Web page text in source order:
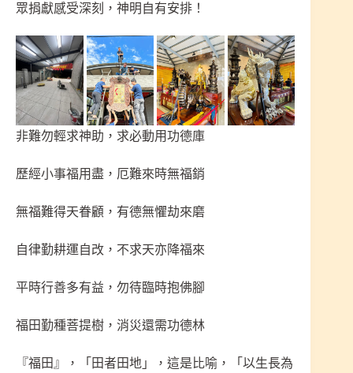
眾捐獻感受深刻，神明自有安排！
非難勿輕求神助，求必動用功德庫
歷經小事福用盡，厄難來時無福銷
無福難得天眷顧，有德無懼劫來磨
自律勤耕運自改，不求天亦降福來
平時行善多有益，勿待臨時抱佛腳
福田勤種菩提樹，消災還需功德林
『福田』，「田者田地」，這是比喻，「以生長為